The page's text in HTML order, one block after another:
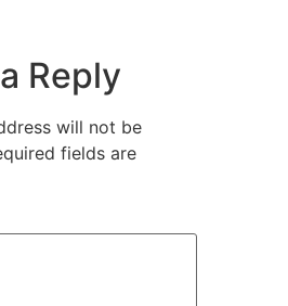
Reply
will not be
fields are